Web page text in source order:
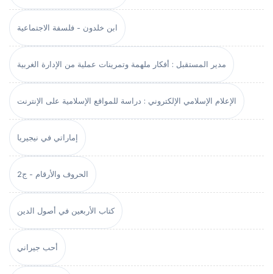
ابن خلدون - فلسفة الاجتماعية
مدير المستقبل : أفكار ملهمة وتمرينات عملية من الإدارة الغربية
الإعلام الإسلامي الإلكتروني : دراسة للمواقع الإسلامية على الإنترنت
إماراتي في نيجيريا
الحروف والأرقام - ج2
كتاب الأربعين في أصول الدين
أحب جيراني